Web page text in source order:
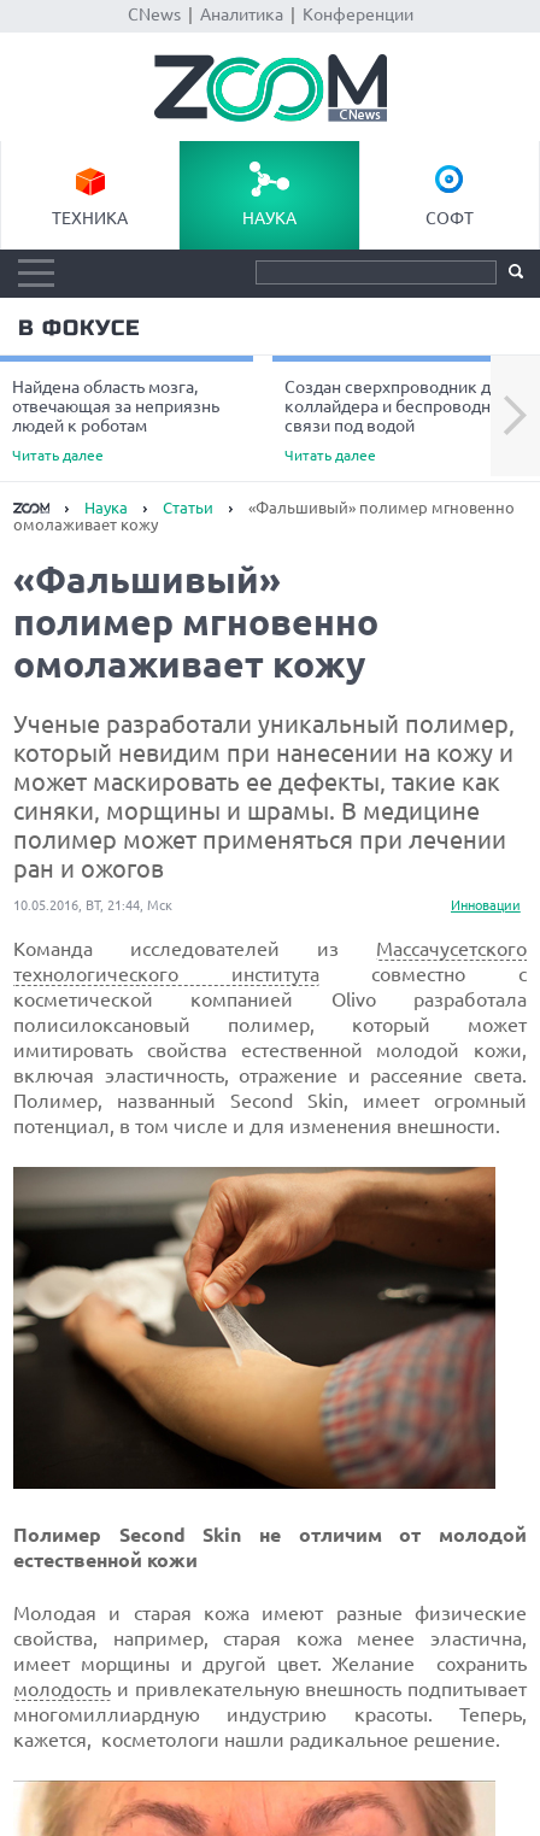
CNews| Аналитика| Конференции
ТЕХНИКА НАУКА СОФТ
В ФОКУСЕ
Найдена область мозга,
отвечающая за неприязнь
людей к роботам
Читать далее
Создан сверхпроводник для
коллайдера и беспроводной
связи под водой
Читать далее
Next
Наука Статьи
«Фальшивый» полимер мгновенно
омолаживает кожу
«Фальшивый»
полимер мгновенно
омолаживает кожу
Ученые разработали уникальный полимер,
который невидим при нанесении на кожу и
может маскировать ее дефекты, такие как
синяки, морщины и шрамы. В медицине
полимер может применяться при лечении
ран и ожогов
Инновации
10.05.2016, ВТ, 21:44, Мск
Команда исследователей из Массачусетского
технологического институтасовместно с
косметической компанией Olivo разработала
полисилоксановый полимер, который может
имитировать свойства естественной молодой кожи,
включая эластичность, отражение и рассеяние света.
Полимер, названный Second Skin, имеет огромный
потенциал, в том числе и для изменения внешности.
Полимер Second Skin не отличим от молодой
естественной кожи
Молодая и старая кожа имеют разные физические
свойства, например, старая кожа менее эластична,
имеет морщины и другой цвет. Желание сохранить
молодость и привлекательную внешность подпитывает
многомиллиардную индустрию красоты. Теперь,
кажется, косметологи нашли радикальное решение.